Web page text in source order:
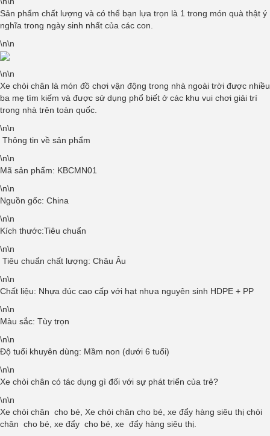
Sản phẩm chất lượng và có thể bạn lựa trọn là 1 trong món quà thật ý
nghĩa trong ngày sinh nhất của các con.
\n\n
\n\n
Xe chòi chân là món đồ chơi vận động trong nhà ngoài trời được nhiều
ba mẹ tìm kiếm và được sử dụng phổ biết ở các khu vui chơi giải trí
trong nhà trên toàn quốc.
\n\n
Thông tin về sản phẩm
\n\n
Mã sản phẩm: KBCMN01
\n\n
Nguồn gốc: China
\n\n
Kích thước:Tiêu chuẩn
\n\n
Tiêu chuẩn chất lượng: Châu Âu
\n\n
Chất liệu: Nhựa đúc cao cấp với hạt nhựa nguyên sinh HDPE + PP
\n\n
Màu sắc: Tùy trọn
\n\n
Độ tuổi khuyên dùng: Mầm non (dưới 6 tuổi)
\n\n
Xe chòi chân có tác dụng gì đối với sự phát triển của trẻ?
\n\n
Xe chòi chân cho bé, Xe chòi chân cho bé, xe đẩy hàng siêu thị chòi
chân cho bé, xe đẩy cho bé, xe đẩy hàng siêu thị.